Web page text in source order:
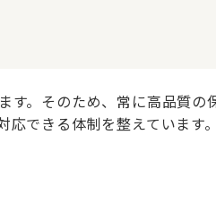
。そのため、常に高品質の
できる体制を整えています